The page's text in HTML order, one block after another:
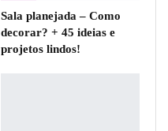
Sala planejada – Como
decorar? + 45 ideias e
projetos lindos!